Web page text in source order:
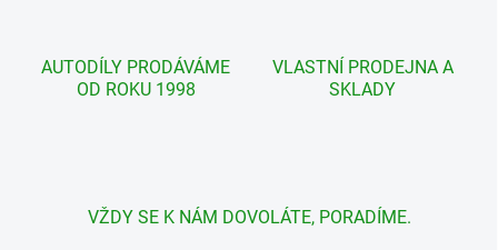
AUTODÍLY PRODÁVÁME
OD ROKU 1998
VLASTNÍ PRODEJNA A
SKLADY
VŽDY SE K NÁM DOVOLÁTE, PORADÍME.